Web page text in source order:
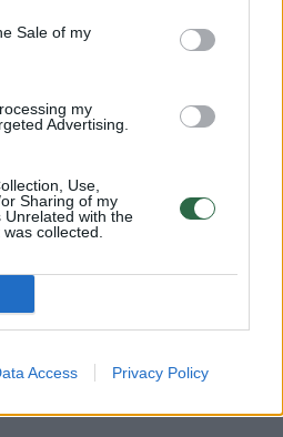
Sale of my
my
Advertising.
Use,
Sharing of my
Unrelated with the
collected.
Access Privacy Policy
00:02:04
ukrainiečiui už tautiečių
ukrainietis garsina
tautiečių nužudymu